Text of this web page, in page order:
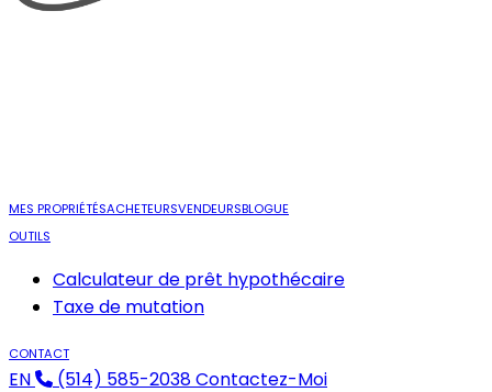
MES PROPRIÉTÉSACHETEURSVENDEURSBLOGUE
OUTILS
Calculateur de prêt hypothécaire
Taxe de mutation
CONTACT
EN (514) 585-2038Contactez-Moi